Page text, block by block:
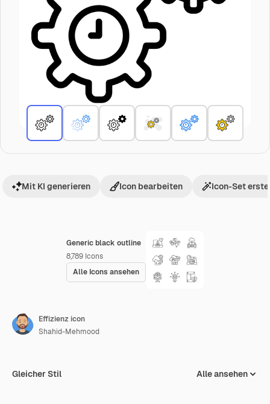
Generic black outline
8,789 Icons
Alle Icons ansehen
Mit KI generieren Icon bearbeiten Icon-Set
Effizienz icon
Shahid-Mehmood
Gleicher Stil Alle ansehen